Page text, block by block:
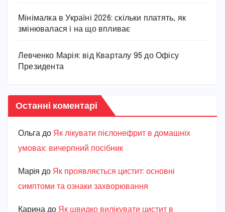
Мінімалка в Україні 2026: скільки платять, як
змінювалася і на що впливає
Левченко Марія: від Кварталу 95 до Офісу
Президента
Останні коментарі
Ольга до Як лікувати пієлонефрит в домашніх
умовах: вичерпний посібник
Марiя до Як проявляється цистит: основні
симптоми та ознаки захворювання
Карина до Як швидко вилікувати цистит в